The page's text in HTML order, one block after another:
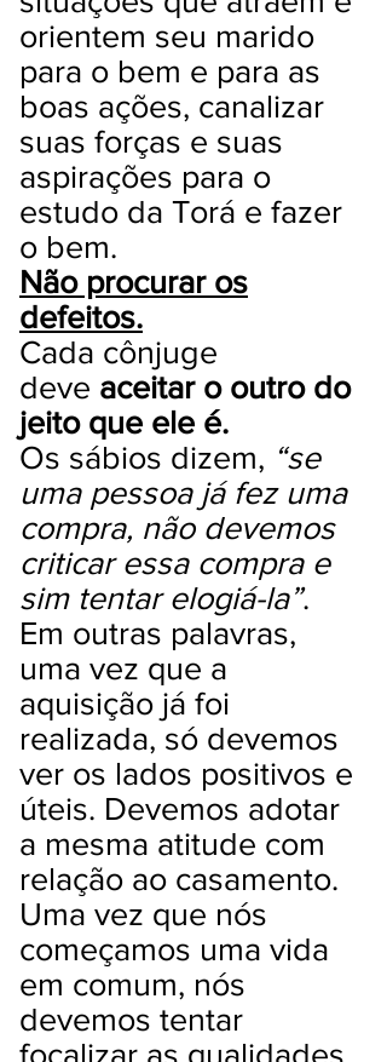
orientem seu marido
para o bem e para as
boas ações, canalizar
suas forças e suas
aspirações para o
estudo da Torá e fazer
o bem.
Não procurar os
defeitos.
Cada cônjuge
deve aceitar o outro do
jeito que ele é.
Os sábios dizem, “se
uma pessoa já fez uma
compra, não devemos
criticar essa compra e
sim tentar elogiá-la”.
Em outras palavras,
uma vez que a
aquisição já foi
realizada, só devemos
ver os lados positivos e
úteis. Devemos adotar
a mesma atitude com
relação ao casamento.
Uma vez que nós
começamos uma vida
em comum, nós
devemos tentar
focalizar as qualidades